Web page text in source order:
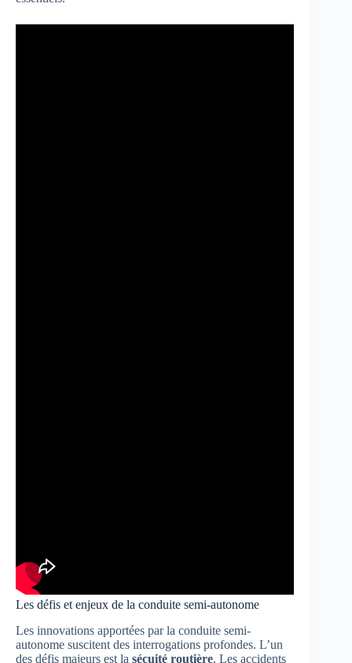
Les défis et enjeux de la conduite semi-autonome
Les innovations apportées par la conduite semi-
autonome suscitent des interrogations profondes. L’un
des défis majeurs est la sécuité routière. Les accidents